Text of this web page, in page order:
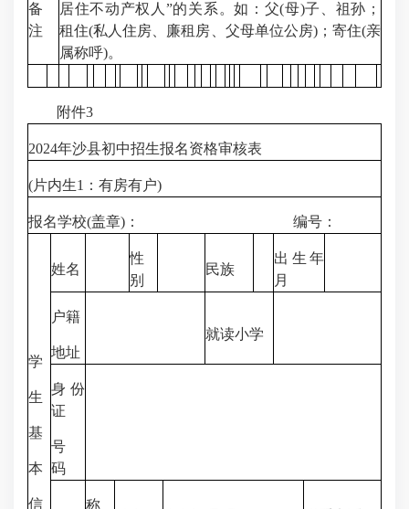
备
注
居住不动产权人”的关系。如：父(母)子、祖孙；
租住(私人住房、廉租房、父母单位公房)；寄住(亲
属称呼)。
附件3
2024年沙县初中招生报名资格审核表
(片内生1：有房有户)
报名学校(盖章)： 编号：
学
生
基
本
信
姓名
性
别
民族
出生年
月
户籍
地址
就读小学
身份
证
号
码
称